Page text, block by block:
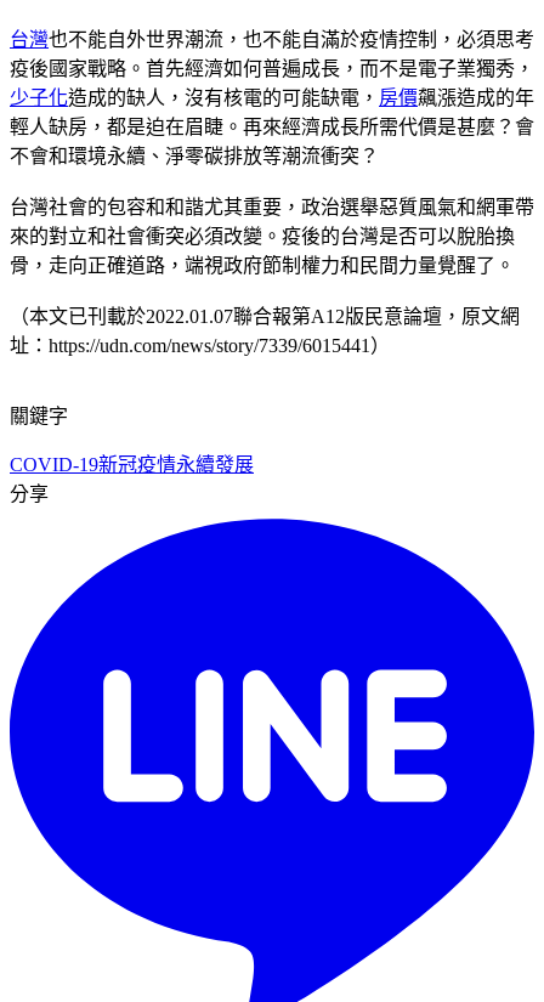
台灣也不能自外世界潮流，也不能自滿於疫情控制，必須思考
疫後國家戰略。首先經濟如何普遍成長，而不是電子業獨秀，
少子化造成的缺人，沒有核電的可能缺電， 房價飆漲造成的年
輕人缺房，都是迫在眉睫。再來經濟成長所需代價是甚麼？會
不會和環境永續、淨零碳排放等潮流衝突？
台灣社會的包容和和諧尤其重要，政治選舉惡質風氣和網軍帶
來的對立和社會衝突必須改變。疫後的台灣是否可以脫胎換
骨，走向正確道路，端視政府節制權力和民間力量覺醒了。
（本文已刊載於2022.01.07聯合報第A12版民意論壇，原文網
址：https://udn.com/news/story/7339/6015441）
關鍵字
COVID-19新冠疫情永續發展
分享